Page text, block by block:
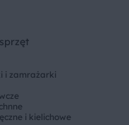
i zamrażarki
i kielichowe